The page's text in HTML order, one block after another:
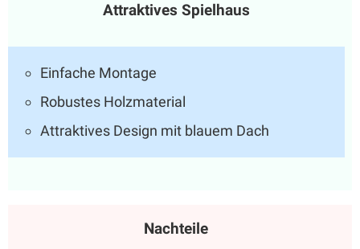
Attraktives Spielhaus
Einfache Montage
Robustes Holzmaterial
Attraktives Design mit blauem Dach
Nachteile